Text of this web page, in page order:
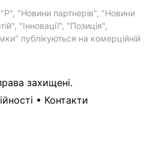
"Новини партнерів", "Новини
"Інновації", "Позиція",
публікуються на комерційній
захищені.
• Контакти